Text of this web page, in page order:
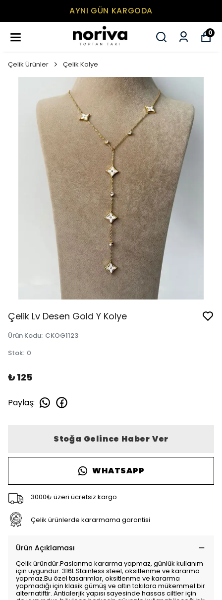
AYNI GÜN KARGODA
0
Çelik Ürünler Çelik Kolye
Çelik Lv Desen Gold Y Kolye
Ürün Kodu: CKOG1123
Stok: 0
₺ 125
Paylaş:
Stoğa Gelince Haber Ver
WHATSAPP
3000₺ üzeri ücretsiz kargo
Çelik ürünlerde kararmama garantisi
Ürün Açıklaması
Çelik üründür.Paslanma kararma yapmaz, günlük kullanım
için uygundur. 316L Stainless steel, oksitlenme ve kararma
yapmaz.Bu özel tasarımlar, oksitlenme ve kararma
yapmadığı için klasik gümüş ve altın takılara mükemmel bir
alternatiftir. Antialerjik yapısı sayesinde hassas ciltler için